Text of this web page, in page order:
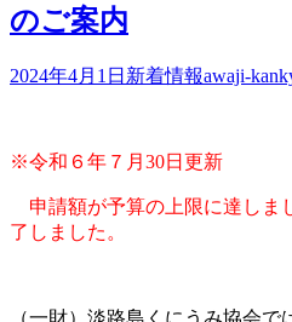
のご案内
2024年4月1日 新着情報awaji-
※令和６年７月30日更新
申請額が予算の上限に達しま
了しました。